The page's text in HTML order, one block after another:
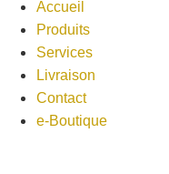
Accueil
Produits
Services
Livraison
Contact
e-Boutique